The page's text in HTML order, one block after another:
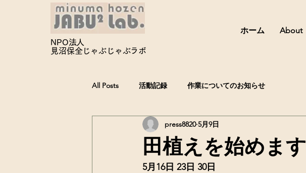
NPO法人
見沼保全じゃぶじゃぶラボ
ホーム About
All Posts 活動記録 作業についてのお知らせ
田植えを始めます
press8820 5月9日
5月16日 23日 30日